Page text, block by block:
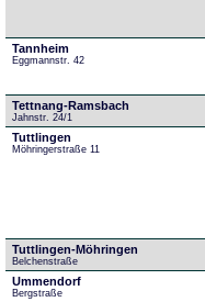
Tannheim
Eggmannstr. 42
Tettnang-Ramsbach
Jahnstr. 24/1
Tuttlingen
Möhringerstraße 11
Tuttlingen-Möhringen
Belchenstraße
Ummendorf
Bergstraße